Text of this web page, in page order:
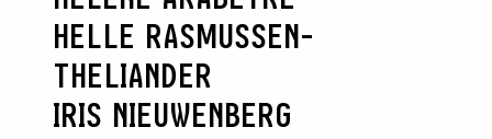
HELLE RASMUSSEN-
THELIANDER
IRIS NIEUWENBERG